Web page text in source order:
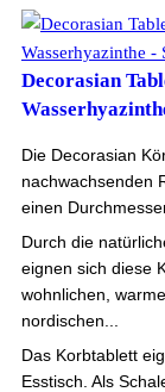
Decorasian
Die Decorasian
nachwachsenden
einen
Durch die
eignen sich diese
wohnlichen,
nordischen...
Das Korbtablett
Esstisch. Als